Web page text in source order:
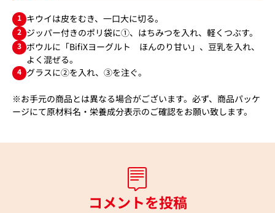
1 キウイは皮をむき、一口大に切る。
2 ジッパー付きのポリ袋に①、はちみつを入れ、軽くつぶす。
3 ボウルに「BifiXヨーグルト ほんのり甘い」、豆乳を入れ、
よく混ぜる。
4 グラスに②を入れ、③を注ぐ。
※お手元の商品とは異なる場合がございます。必ず、商品パッケ
ージにて原材料名・栄養成分表示のご確認をお願い致します。
コメントを投稿